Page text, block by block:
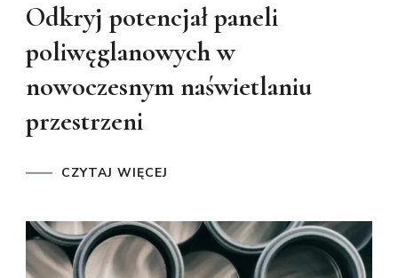
Odkryj potencjał paneli
poliwęglanowych w
nowoczesnym naświetlaniu
przestrzeni
CZYTAJ WIĘCEJ